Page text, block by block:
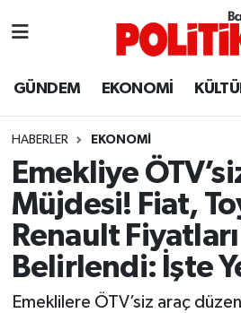
GÜNDEM EKONOMİ
HABERLER EKONOMİ
Emekliye
Müjdesi! Fiat,
Renault
Belirlendi: İşte
Emeklilere ÖTV’siz araç
Ayvalık
Balya
Bandırma
Bigadiç
BİYOGRAFİLER
Balıkesir Hava Durumu
Balıkesir Namaz Vakitleri
Balıkesir Trafik Yoğunluk
Süper Lig Puan Durumu ve
Tüm Manşetler